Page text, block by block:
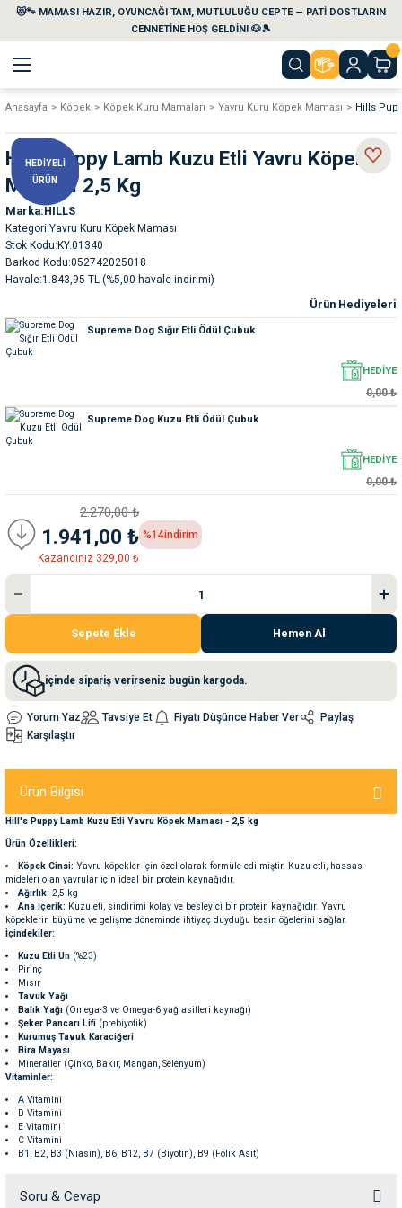
😻🐾 MAMASI HAZIR, OYUNCAĞI TAM, MUTLULUĞU CEPTE — PATİ DOSTLARIN
CENNETİNE HOŞ GELDİN! 🐶🎾
Geri Dön
Temizlik
Ek Besinler
Kapları
Geri Dön
Temizlik Ürünleri
Kemikleri
Ek Besinleri
Geri Dön
Geri Dön
Geri Dön
Geri Dön
Anasayfa Köpek Köpek Kuru Mamaları Yavru Kuru Köpek Maması Hills
HEDİYELİ
ÜRÜN
Hills Puppy Lamb Kuzu Etli Yavru Köpek
Maması 2,5 Kg
Marka HILLS
Kategori Yavru Kuru Köpek Maması
Stok Kodu KY.01340
Barkod Kodu 052742025018
Havale 1.843,95 TL (%5,00 havale indirimi)
Ürün Hediyeleri
Supreme Dog Sığır Etli Ödül Çubuk
HEDİYE
0,00 ₺
Supreme Dog Kuzu Etli Ödül Çubuk
HEDİYE
0,00 ₺
2.270,00 ₺
1.941,00 ₺
Kazancınız 329,00 ₺
%14indirim
Sepete Ekle Hemen Al
içinde sipariş verirseniz bugün kargoda.
Yorum Yaz Tavsiye Et Fiyatı Düşünce Haber Ver
Paylaş
Karşılaştır
Ürün Bilgisi
Hill's Puppy Lamb Kuzu Etli Yavru Köpek Maması - 2,5 kg
Ürün Özellikleri:
Köpek Cinsi: Yavru köpekler için özel olarak formüle edilmiştir. Kuzu etli, hassas
mideleri olan yavrular için ideal bir protein kaynağıdır.
Ağırlık: 2,5 kg
Ana İçerik: Kuzu eti, sindirimi kolay ve besleyici bir protein kaynağıdır. Yavru
köpeklerin büyüme ve gelişme döneminde ihtiyaç duyduğu besin öğelerini sağlar.
İçindekiler:
Kuzu Etli Un (%23)
Pirinç
Mısır
Tavuk Yağı
Balık Yağı (Omega-3 ve Omega-6 yağ asitleri kaynağı)
Şeker Pancarı Lifi (prebiyotik)
Kurumuş Tavuk Karaciğeri
Bira Mayası
Mineraller (Çinko, Bakır, Mangan, Selenyum)
Vitaminler:
A Vitamini
D Vitamini
E Vitamini
C Vitamini
B1, B2, B3 (Niasin), B6, B12, B7 (Biyotin), B9 (Folik Asit)
Kalsiyum Pantotenat
Soru & Cevap